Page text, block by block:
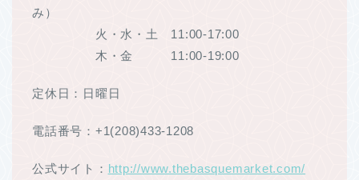
み）
火・水・土 11:00-17:00
木・金 11:00-19:00
定休日：日曜日
電話番号：+1(208)433-1208
公式サイト： http://www.thebasquemarket.com/